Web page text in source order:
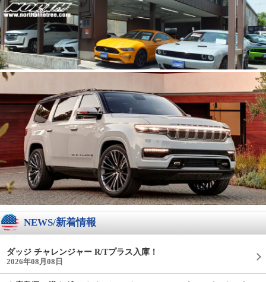
NEWS/新着情報
ダッジ チャレンジャー R/Tプラス入庫！
2026年08月08日